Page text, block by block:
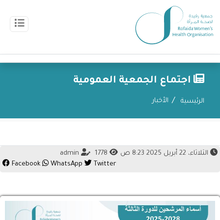
اجتماع الجمعية العمومية
الرئيسية الأخبار
الثلاثاء، 22 أبريل 2025 8:23 ص
Facebook
WhatsApp Twitter